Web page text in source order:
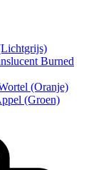
Burned
(Oranje)
(Groen)